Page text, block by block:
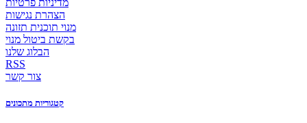
מדיניות פרטיות
הצהרת נגישות
מנוי תוכנית תזונה
בקשת ביטול מנוי
הבלוג שלנו
RSS
צור קשר
קטגוריות מתכונים